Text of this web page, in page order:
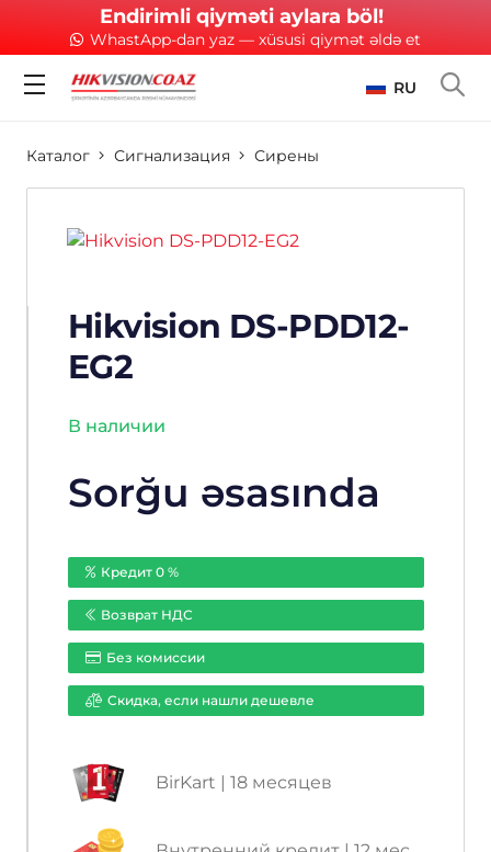
Endirimli qiyməti aylara böl!
WhastApp-dan yaz — xüsusi qiymət əldə et
RU
Каталог Сигнализация Сирены
Hikvision DS-PDD12-
EG2
В наличии
Sorğu əsasında
Кредит 0 %
Возврат НДС
Без комиссии
Cкидка, если нашли дешевле
BirKart | 18 месяцев